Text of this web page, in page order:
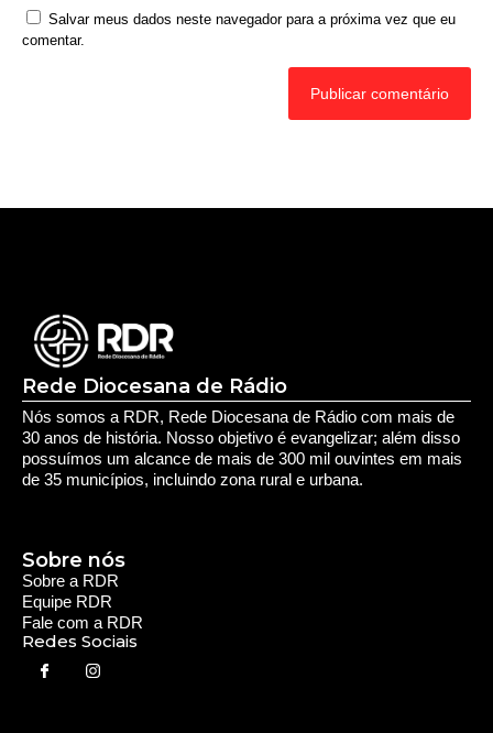
Salvar meus dados neste navegador para a próxima vez que eu
comentar.
Rede Diocesana de Rádio
Nós somos a RDR, Rede Diocesana de Rádio com mais de
30 anos de história. Nosso objetivo é evangelizar; além disso
possuímos um alcance de mais de 300 mil ouvintes em mais
de 35 municípios, incluindo zona rural e urbana.
Sobre a RDR
Equipe RDR
Fale com a RDR
Redes Sociais
Sobre nós